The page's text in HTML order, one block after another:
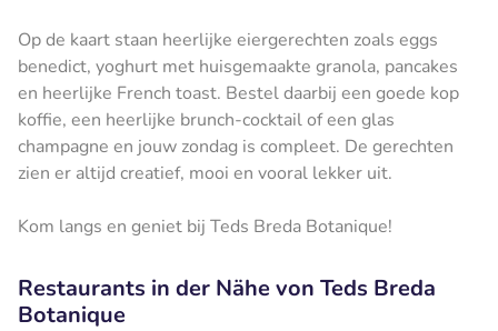
Op de kaart staan heerlijke eiergerechten zoals eggs
benedict, yoghurt met huisgemaakte granola, pancakes
en heerlijke French toast. Bestel daarbij een goede kop
koffie, een heerlijke brunch-cocktail of een glas
champagne en jouw zondag is compleet. De gerechten
zien er altijd creatief, mooi en vooral lekker uit.
Kom langs en geniet bij Teds Breda Botanique!
Restaurants in der Nähe von Teds Breda
Botanique